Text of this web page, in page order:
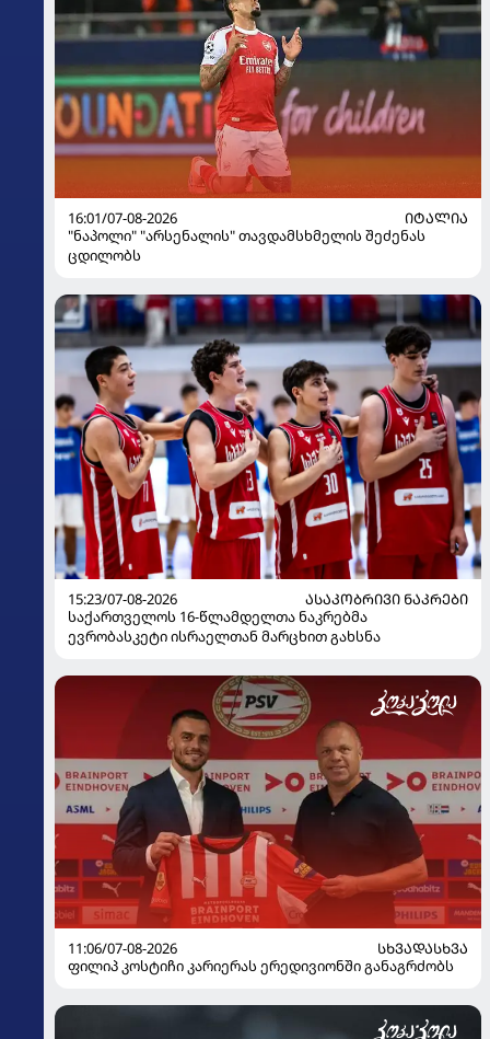
16:01/07-08-2026
ᲘᲢᲐᲚᲘᲐ
"ნაპოლი" "არსენალის" თავდამსხმელის შეძენას
ცდილობს
15:23/07-08-2026
ᲐᲡᲐᲙᲝᲑᲠᲘᲕᲘ ᲜᲐᲙᲠᲔᲑᲘ
საქართველოს 16-წლამდელთა ნაკრებმა
ევრობასკეტი ისრაელთან მარცხით გახსნა
11:06/07-08-2026
ᲡᲮᲕᲐᲓᲐᲡᲮᲕᲐ
ფილიპ კოსტიჩი კარიერას ერედივიონში განაგრძობს